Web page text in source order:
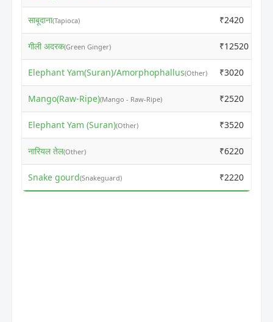
साबूदाना(Tapioca) ₹2420
गीली अदरक(Green Ginger) ₹12520
Elephant Yam(Suran)/Amorphophallus(Other) ₹3020
Mango(Raw-Ripe)(Mango - Raw-Ripe) ₹2520
Elephant Yam (Suran)(Other) ₹3520
नारियल तेल(Other) ₹6220
Snake gourd(Snakeguard) ₹2220